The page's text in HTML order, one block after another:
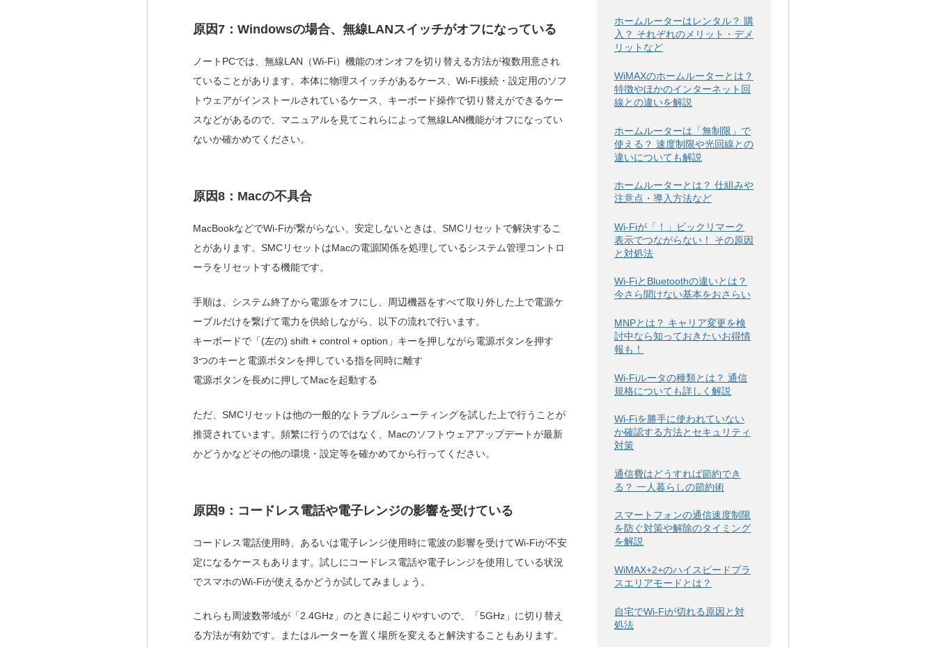
原因7：Windowsの場合、無線LANスイッチがオフになっている
ノートPCでは、無線LAN（Wi-Fi）機能のオンオフを切り替える方法が複数用意され
ていることがあります。本体に物理スイッチがあるケース、Wi-Fi接続・設定用のソフ
トウェアがインストールされているケース、キーボード操作で切り替えができるケー
スなどがあるので、マニュアルを見てこれらによって無線LAN機能がオフになってい
ないか確かめてください。
原因8：Macの不具合
MacBookなどでWi-Fiが繋がらない、安定しないときは、SMCリセットで解決するこ
とがあります。SMCリセットはMacの電源関係を処理しているシステム管理コントロ
ーラをリセットする機能です。
手順は、システム終了から電源をオフにし、周辺機器をすべて取り外した上で電源ケ
ーブルだけを繋げて電力を供給しながら、以下の流れで行います。
キーボードで「(左の) shift + control + option」キーを押しながら電源ボタンを押す
3つのキーと電源ボタンを押している指を同時に離す
電源ボタンを長めに押してMacを起動する
ただ、SMCリセットは他の一般的なトラブルシューティングを試した上で行うことが
推奨されています。頻繁に行うのではなく、Macのソフトウェアアップデートが最新
かどうかなどその他の環境・設定等を確かめてから行ってください。
原因9：コードレス電話や電子レンジの影響を受けている
コードレス電話使用時、あるいは電子レンジ使用時に電波の影響を受けてWi-Fiが不安
定になるケースもあります。試しにコードレス電話や電子レンジを使用している状況
でスマホのWi-Fiが使えるかどうか試してみましょう。
これらも周波数帯域が「2.4GHz」のときに起こりやすいので、「5GHz」に切り替え
る方法が有効です。またはルーターを置く場所を変えると解決することもあります。
ホームルーターはレンタル？ 購
入？ それぞれのメリット・デメ
リットなど
WiMAXのホームルーターとは？
特徴やほかのインターネット回
線との違いを解説
ホームルーターは「無制限」で
使える？ 速度制限や光回線との
違いについても解説
ホームルーターとは？ 仕組みや
注意点・導入方法など
Wi-Fiが「！」ビックリマーク
表示でつながらない！ その原因
と対処法
Wi-FiとBluetoothの違いとは？
今さら聞けない基本をおさらい
MNPとは？ キャリア変更を検
討中なら知っておきたいお得情
報も！
Wi-Fiルータの種類とは？ 通信
規格についても詳しく解説
Wi-Fiを勝手に使われていない
か確認する方法とセキュリティ
対策
通信費はどうすれば節約でき
る？ 一人暮らしの節約術
スマートフォンの通信速度制限
を防ぐ対策や解除のタイミング
を解説
WiMAX+2+のハイスピードプラ
スエリアモードとは？
自宅でWi-Fiが切れる原因と対
処法